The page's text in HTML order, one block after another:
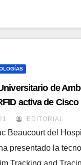
de
activa de Cisco
de un
EDITORIAL
Beaucourt del
presentado la
Tracking and